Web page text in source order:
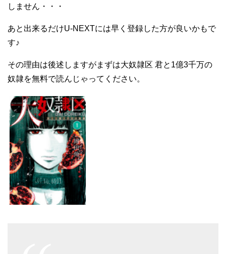
しません・・・
あと出来るだけU-NEXTには早く登録した方が良いかもで
す♪
その理由は後述しますがまずは大奴隷区 君と1億3千万の
奴隷を無料で読んじゃってください。